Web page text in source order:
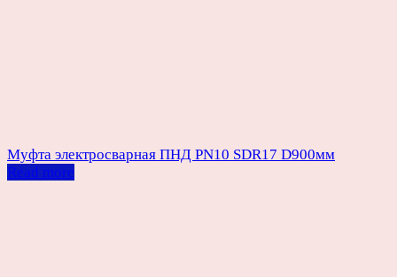
Муфта электросварная ПНД PN10 SDR17 D900мм
Read more